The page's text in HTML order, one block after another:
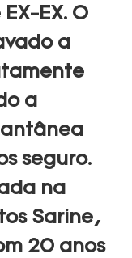
EX. O
a
a
seguro.
na
Sarine,
20 anos